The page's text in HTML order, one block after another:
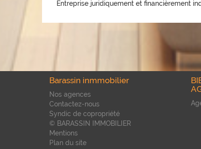
Entreprise juridiquement et financièrement
Barassin inmmobilier
Nos agences
Contactez-nous
Syndic de copropriété
© BARASSIN IMMOBILIER
Mentions
Plan du site